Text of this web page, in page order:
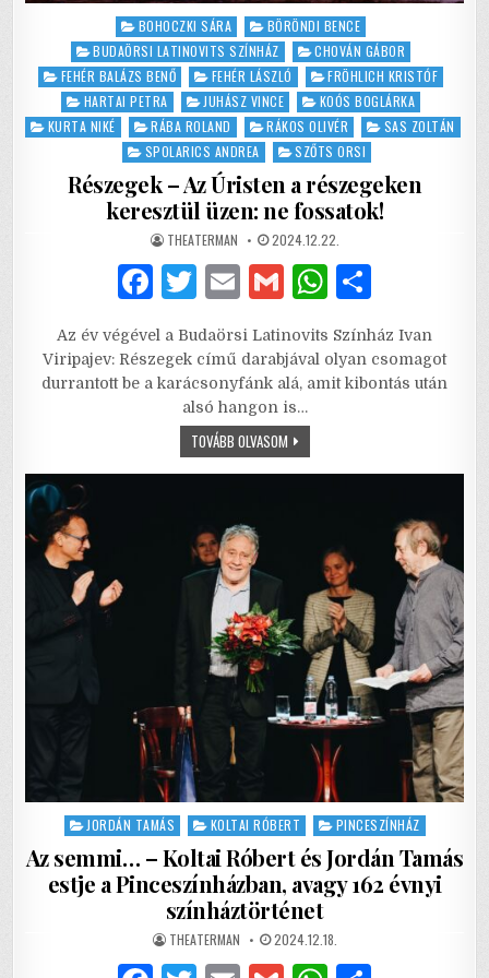
Posted
in
BOHOCZKI SÁRA
BÖRÖNDI BENCE
BUDAÖRSI LATINOVITS SZÍNHÁZ
CHOVÁN GÁBOR
FEHÉR BALÁZS BENŐ
FEHÉR LÁSZLÓ
FRÖHLICH KRISTÓF
HARTAI PETRA
JUHÁSZ VINCE
KOÓS BOGLÁRKA
KURTA NIKÉ
RÁBA ROLAND RÁKOS OLIVÉR
SAS ZOLTÁN
SPOLARICS ANDREA
SZŐTS ORSI
Részegek – Az Úristen a részegeken
keresztül üzen: ne fossatok!
AUTHOR:
THEATERMAN PUBLISHED
DATE:
2024.12.22.
F
c
e
b
T
it
te
r
E
ai
l
G
ai
l
W
at
s
ar
e
Az év végével a Budaörsi Latinovits Színház Ivan
Viripajev: Részegek című darabjával olyan csomagot
durrantott be a karácsonyfánk alá, amit kibontás után
alsó hangon is…
TOVÁBB OLVASOMRÉSZEGEK
–
AZ
FOSSATOK!
Posted
JORDÁN TAMÁS KOLTAI RÓBERT PINCESZÍNHÁZ
Az semmi… – Koltai Róbert és Jordán Tamás
estje a Pinceszínházban, avagy 162 évnyi
színháztörténet
AUTHOR:
THEATERMAN PUBLISHED
2024.12.18.